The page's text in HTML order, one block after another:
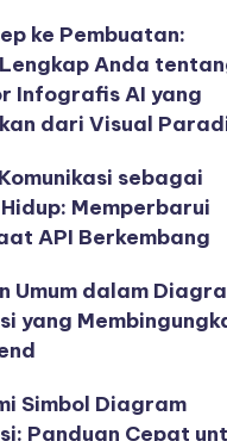
ke Pembuatan:
Anda
Infografis AI yang
dari Visual
sebagai
Memperbarui
API Berkembang
Umum dalam
yang
Simbol Diagram
Panduan Cepat